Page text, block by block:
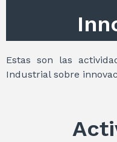
Estas son las
Industrial sobre